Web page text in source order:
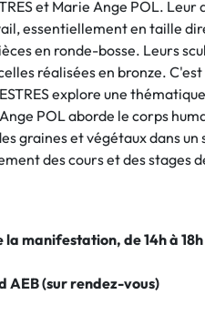
et Marie Ange POL. Leur
essentiellement en taille
en ronde-bosse. Leurs
réalisées en bronze.
explore une
POL aborde le corps
graines et végétaux dans un
des cours et des stages
manifestation, de 14h à 18h
AEB (sur rendez-vous)